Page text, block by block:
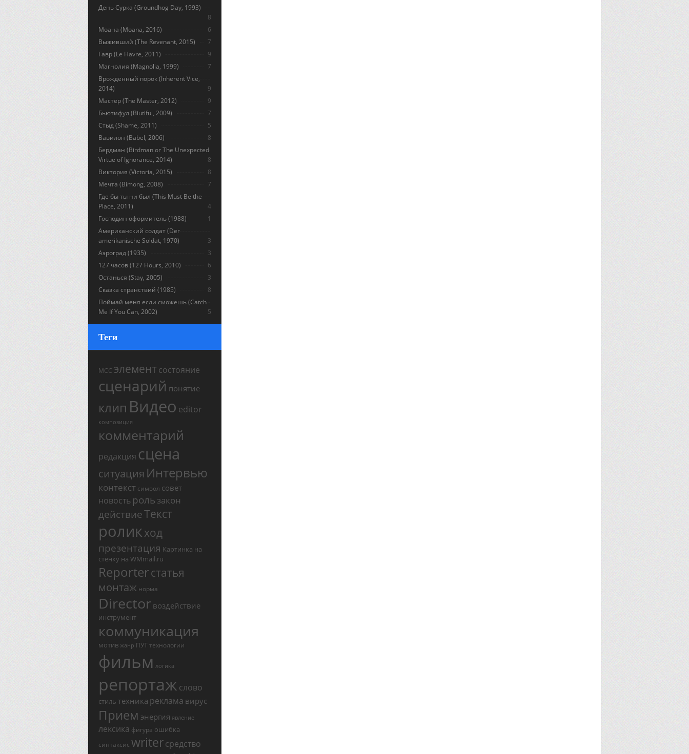
День Сурка (Groundhog Day, 1993)
8
Моана (Moana, 2016)
6
Выживший (The Revenant, 2015)
7
Гавр (Le Havre, 2011)
9
Магнолия (Magnolia, 1999)
7
Врожденный порок (Inherent Vice,
2014)
9
Мастер (The Master, 2012)
9
Бьютифул (Biutiful, 2009)
7
Стыд (Shame, 2011)
5
Вавилон (Babel, 2006)
8
Бердман (Birdman or The Unexpected
Virtue of Ignorance, 2014)
8
Виктория (Victoria, 2015)
8
Мечта (Bimong, 2008)
7
Где бы ты ни был (This Must Be the
Place, 2011)
4
Господин оформитель (1988)
1
Американский солдат (Der
amerikanische Soldat, 1970)
3
Аэроград (1935)
3
127 часов (127 Hours, 2010)
6
Останься (Stay, 2005)
3
Сказка странствий (1985)
8
Поймай меня если сможешь (Catch
Me If You Can, 2002)
5
Теги
МСС элемент состояние
сценарий понятие
клип Видео editor
композиция
комментарий
редакция сцена
ситуация Интервью
контекст символ совет
новость роль закон
действиеТекст
роликход
презентация Картинка на
стенку на WMmail.ru
Reporterстатья
монтаж норма
Director воздействие
инструмент
коммуникация
мотив жанр ПУТ технологии
фильм логика
репортаж слово
стиль техника реклама вирус
Прием энергия явление
лексика фигура ошибка
синтаксис writerсредство